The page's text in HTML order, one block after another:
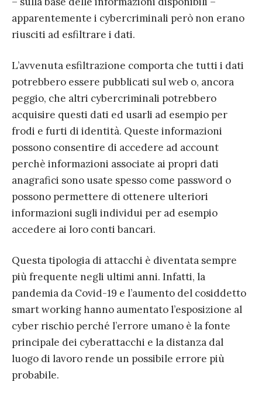
apparentemente i cybercriminali però non erano
riusciti ad esfiltrare i dati.
L’avvenuta esfiltrazione comporta che tutti i dati
potrebbero essere pubblicati sul web o, ancora
peggio, che altri cybercriminali potrebbero
acquisire questi dati ed usarli ad esempio per
frodi e furti di identità. Queste informazioni
possono consentire di accedere ad account
perchè informazioni associate ai propri dati
anagrafici sono usate spesso come password o
possono permettere di ottenere ulteriori
informazioni sugli individui per ad esempio
accedere ai loro conti bancari.
Questa tipologia di attacchi è diventata sempre
più frequente negli ultimi anni. Infatti, la
pandemia da Covid-19 e l’aumento del cosiddetto
smart working hanno aumentato l’esposizione al
cyber rischio perché l’errore umano è la fonte
principale dei cyberattacchi e la distanza dal
luogo di lavoro rende un possibile errore più
probabile.